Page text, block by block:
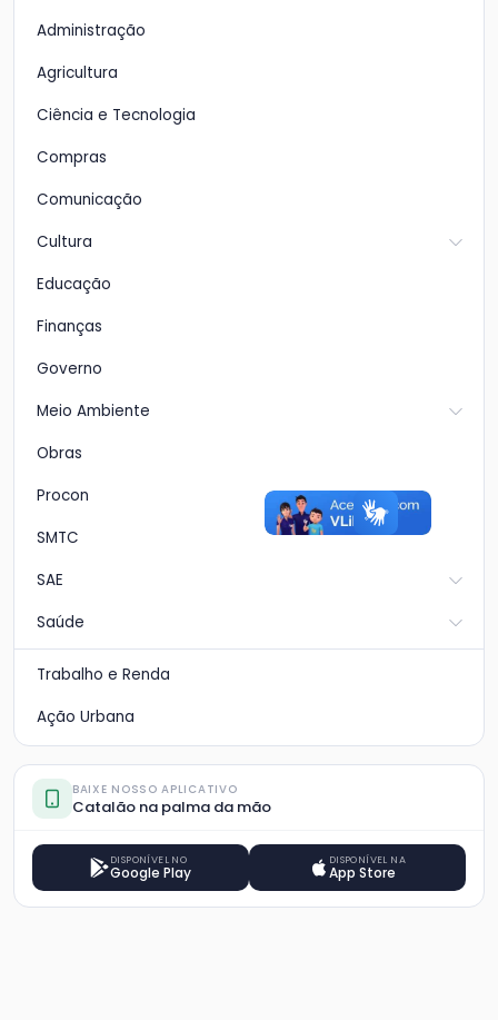
Administração
Agricultura
Ciência e Tecnologia
Compras
Comunicação
Cultura
Educação
Finanças
Governo
Meio Ambiente
Obras
Procon
SMTC
SAE
Saúde
Trabalho e Renda
Ação Urbana
BAIXE NOSSO APLICATIVO
Catalão na palma da mão
DISPONÍVEL NO
Google Play
DISPONÍVEL NA
App Store